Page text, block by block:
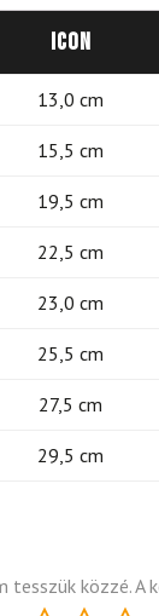
Icon
13,0 cm
15,5 cm
19,5 cm
22,5 cm
23,0 cm
25,5 cm
27,5 cm
29,5 cm
tesszük közzé.A